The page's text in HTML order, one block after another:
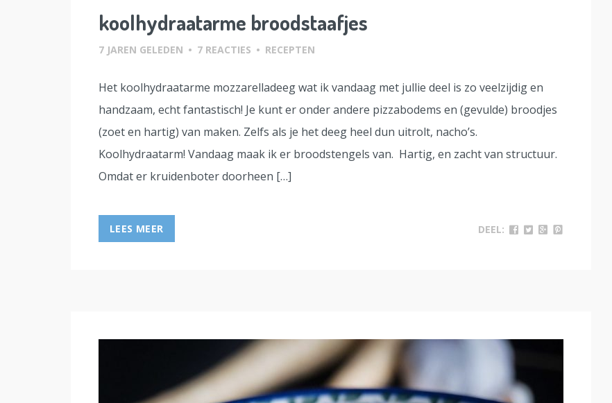
koolhydraatarme broodstaafjes
7 JAREN GELEDEN • 7 REACTIES • RECEPTEN
Het koolhydraatarme mozzarelladeeg wat ik vandaag met jullie deel is zo veelzijdig en
handzaam, echt fantastisch! Je kunt er onder andere pizzabodems en (gevulde) broodjes
(zoet en hartig) van maken. Zelfs als je het deeg heel dun uitrolt, nacho’s.
Koolhydraatarm! Vandaag maak ik er broodstengels van. Hartig, en zacht van structuur.
Omdat er kruidenboter doorheen […]
LEES MEER DEEL: